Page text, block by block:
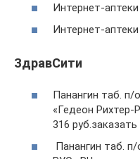
Интернет-
Интернет-
ЗдравСити
Панангин таб. п/
«Гедеон Рихтер-
316 руб.заказать
Панангин таб.